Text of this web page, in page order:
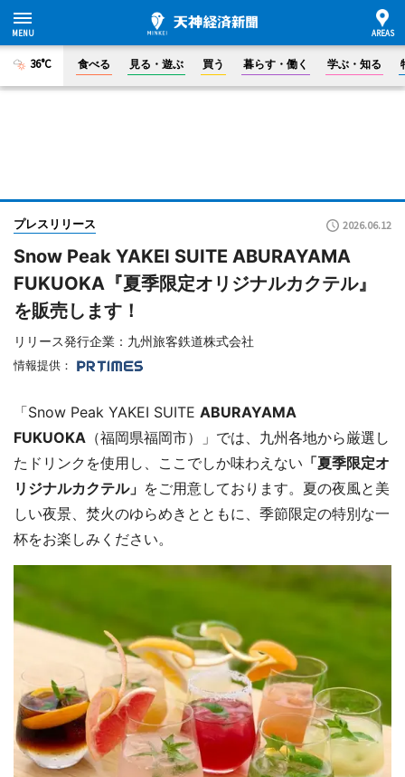
36°C 食べる 見る・遊ぶ 買う 暮らす・働く 学ぶ・知る
プレスリリース 2026.06.12
Snow Peak YAKEI SUITE ABURAYAMA
FUKUOKA『夏季限定オリジナルカクテル』
を販売します！
リリース発行企業：九州旅客鉄道株式会社
情報提供：
「Snow Peak YAKEI SUITE ABURAYAMA
FUKUOKA （福岡県福岡市）」では、九州各地から厳選し
たドリンクを使用し、ここでしか味わえない 「夏季限定オ
リジナルカクテル」 をご用意しております。夏の夜風と美
しい夜景、焚火のゆらめきとともに、季節限定の特別な一
杯をお楽しみください。